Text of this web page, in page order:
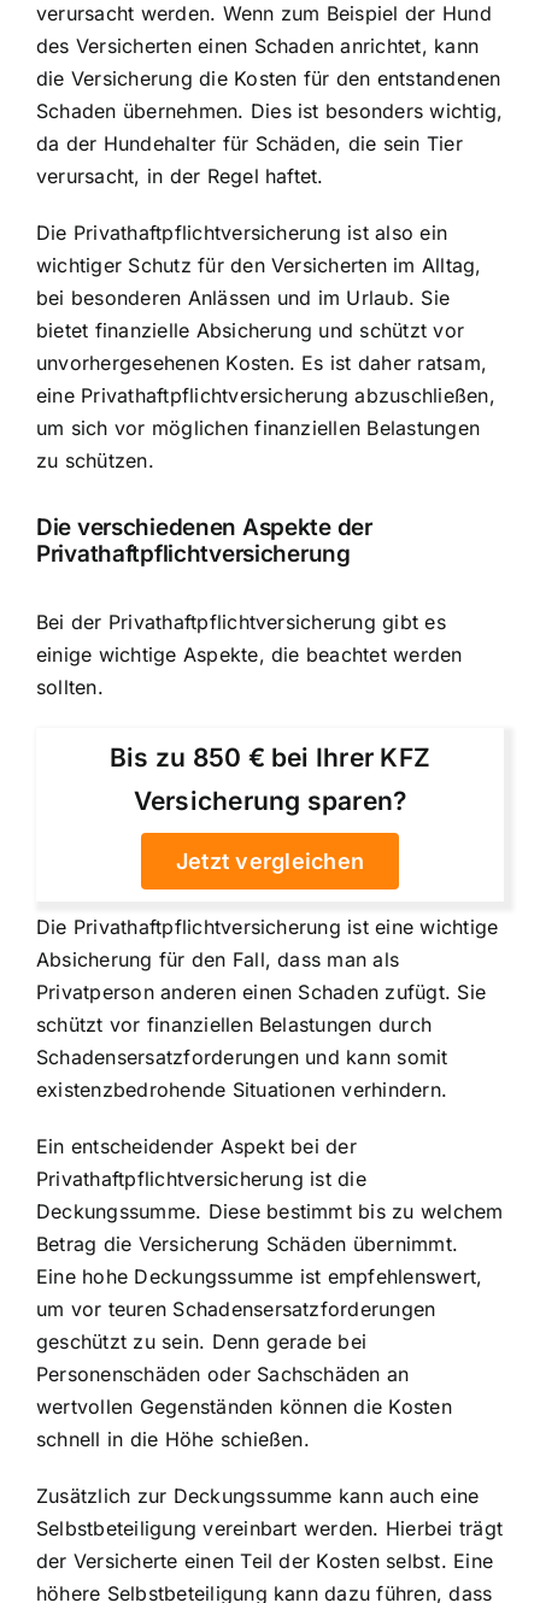
verursacht werden. Wenn zum Beispiel der Hund
des Versicherten einen Schaden anrichtet, kann
die Versicherung die Kosten für den entstandenen
Schaden übernehmen. Dies ist besonders wichtig,
da der Hundehalter für Schäden, die sein Tier
verursacht, in der Regel haftet.
Die Privathaftpflichtversicherung ist also ein
wichtiger Schutz für den Versicherten im Alltag,
bei besonderen Anlässen und im Urlaub. Sie
bietet finanzielle Absicherung und schützt vor
unvorhergesehenen Kosten. Es ist daher ratsam,
eine Privathaftpflichtversicherung abzuschließen,
um sich vor möglichen finanziellen Belastungen
zu schützen.
Die verschiedenen Aspekte der
Privathaftpflichtversicherung
Bei der Privathaftpflichtversicherung gibt es
einige wichtige Aspekte, die beachtet werden
sollten.
Bis zu 850 € bei Ihrer KFZ
Versicherung sparen?
Jetzt vergleichen
Die Privathaftpflichtversicherung ist eine wichtige
Absicherung für den Fall, dass man als
Privatperson anderen einen Schaden zufügt. Sie
schützt vor finanziellen Belastungen durch
Schadensersatzforderungen und kann somit
existenzbedrohende Situationen verhindern.
Ein entscheidender Aspekt bei der
Privathaftpflichtversicherung ist die
Deckungssumme. Diese bestimmt bis zu welchem
Betrag die Versicherung Schäden übernimmt.
Eine hohe Deckungssumme ist empfehlenswert,
um vor teuren Schadensersatzforderungen
geschützt zu sein. Denn gerade bei
Personenschäden oder Sachschäden an
wertvollen Gegenständen können die Kosten
schnell in die Höhe schießen.
Zusätzlich zur Deckungssumme kann auch eine
Selbstbeteiligung vereinbart werden. Hierbei trägt
der Versicherte einen Teil der Kosten selbst. Eine
höhere Selbstbeteiligung kann dazu führen, dass